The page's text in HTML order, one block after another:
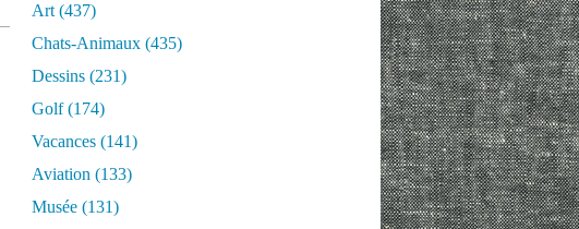
Art (437)
Chats-Animaux (435)
Dessins (231)
Golf(174)
Vacances (141)
Aviation (133)
Musée (131)